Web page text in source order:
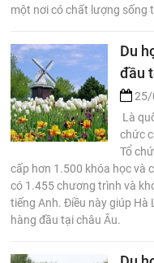
một nơi có chất lượng sống
Du
đầu
25/
Là
chức
Tổ
cấp hơn 1.500 khóa học và
có 1.455 chương trình và
tiếng Anh. Điều này giúp
hàng đầu tại châu Âu.